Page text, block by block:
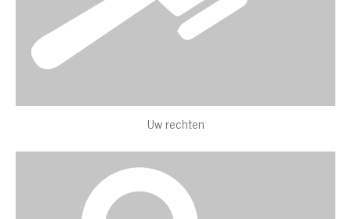
Uw rechten